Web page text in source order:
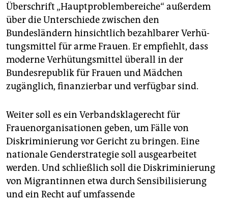
Überschrift „Hauptproblembereiche“ außer­dem
über die Unterschiede zwischen den
Bundesländern hinsichtlich bezahlbarer Verhü­
tungs­mittel für arme Frauen. Er empfiehlt, dass
moderne Verhütungsmittel überall in der
Bundesrepublik für Frauen und Mädchen
zugänglich, finanzierbar und verfügbar sind.
Weiter soll es ein Verbandsklagerecht für
Frauenorganisationen geben, um Fälle von
Diskriminierung vor Gericht zu bringen. Eine
nationale Genderstrategie soll ausgearbeitet
werden. Und schließlich soll die Diskriminierung
von Migrantinnen etwa durch Sensibilisierung
und ein Recht auf umfassende